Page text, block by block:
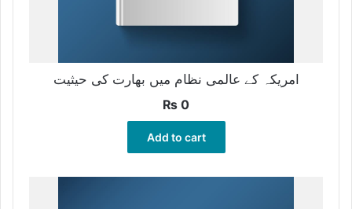
امریکہ کے عالمی نظام میں بھارت کی حیثیت
₨ 0
Add to cart